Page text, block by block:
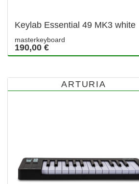
Keylab Essential 49 MK3 white
masterkeyboard
190,00 €
ARTURIA